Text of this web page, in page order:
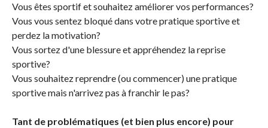
Vous êtes sportif et souhaitez améliorer vos performances?
Vous vous sentez bloqué dans votre pratique sportive et
perdez la motivation?
Vous sortez d'une blessure et appréhendez la reprise
sportive?
Vous souhaitez reprendre (ou commencer) une pratique
sportive mais n'arrivez pas à franchir le pas?
Tant de problématiques (et bien plus encore) pour